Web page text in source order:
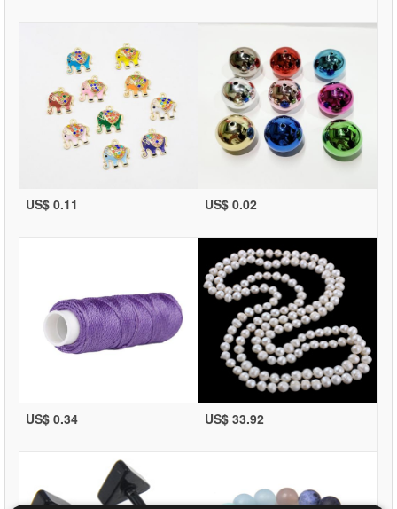
US$ 0.11 US$ 0.02
US$ 0.34 US$ 33.92